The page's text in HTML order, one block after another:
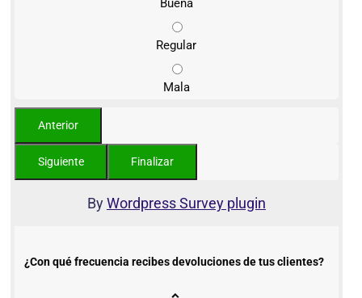
Buena
Regular
Mala
ByWordpress Survey plugin
¿Con qué frecuencia recibes devoluciones de tus clientes?